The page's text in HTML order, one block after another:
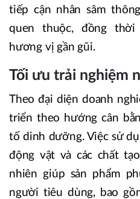
tiếp cận nhân sâm
quen thuộc, đồng
hương vị gần gũi.
Tối ưu trải nghiệm
Theo đại diện doanh
triển theo hướng cân
tố dinh dưỡng. Việc sử
động vật và các chất
nhiên giúp sản phẩm
người tiêu dùng, bao